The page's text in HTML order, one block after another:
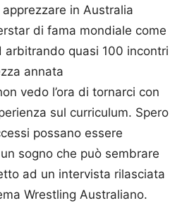
in Australia
di fama mondiale come
arbitrando quasi 100 incontri
annata
vedo l’ora di tornarci con
sul curriculum. Spero
possano essere
sogno che può sembrare
ad un intervista rilasciata
Wrestling Australiano.